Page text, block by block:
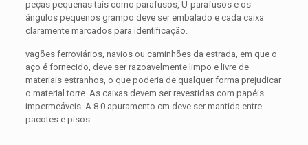
peças pequenas tais como parafusos, U-parafusos e os
ângulos pequenos grampo deve ser embalado e cada caixa
claramente marcados para identificação.
vagões ferroviários, navios ou caminhões da estrada, em que o
aço é fornecido, deve ser razoavelmente limpo e livre de
materiais estranhos, o que poderia de qualquer forma prejudicar
o material torre. As caixas devem ser revestidas com papéis
impermeáveis. A 8.0 apuramento cm deve ser mantida entre
pacotes e pisos.